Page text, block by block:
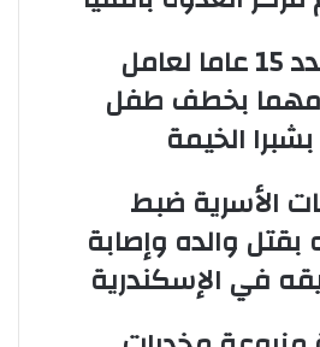
السجن المشدد 15 عاما لعامل
بخطف طفل
الخيمة
الأسرية ضبط
والده وإصابة
في الإسكندرية